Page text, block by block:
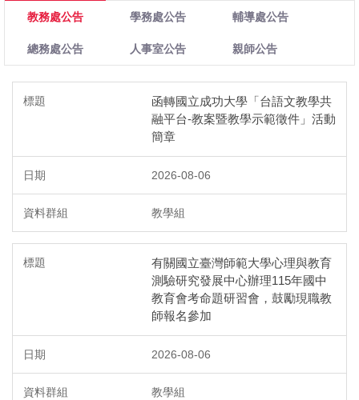
教務處公告 學務處公告 輔導處公告
總務處公告 人事室公告 親師公告
函轉國立成功大學「台語文教學共
融平台-教案暨教學示範徵件」活動
簡章
2026-08-06
教學組
有關國立臺灣師範大學心理與教育
測驗研究發展中心辦理115年國中
教育會考命題研習會，鼓勵現職教
師報名參加
2026-08-06
教學組